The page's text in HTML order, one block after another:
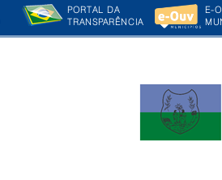
PORTAL DA
TRANSPARÊNCIA
E-